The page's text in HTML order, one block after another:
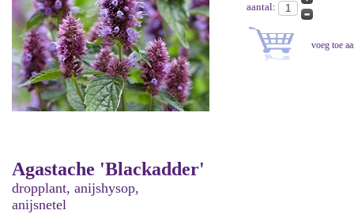
aantal:
Agastache 'Blackadder'
dropplant, anijshysop,
anijsnetel